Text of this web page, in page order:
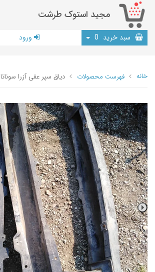
مجید استوک طرشت
سبد خرید 0 ورود
خانه فهرست محصولات دیاق سپر عقی آزرا سوناتا i30